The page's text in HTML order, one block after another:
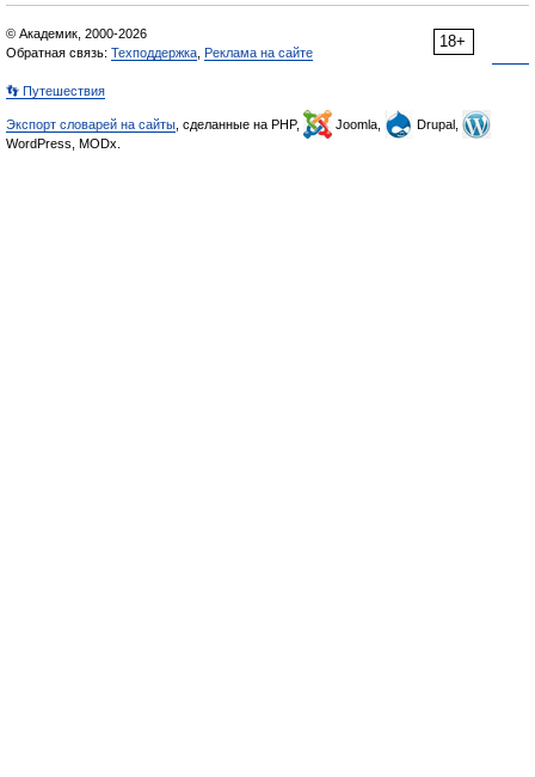
18+
© Академик, 2000-2026
Обратная связь: Техподдержка Реклама на сайте
👣 Путешествия
Экспорт словарей на сайты , сделанные на PHP, Joomla,
Drupal,
WordPress, MODx.